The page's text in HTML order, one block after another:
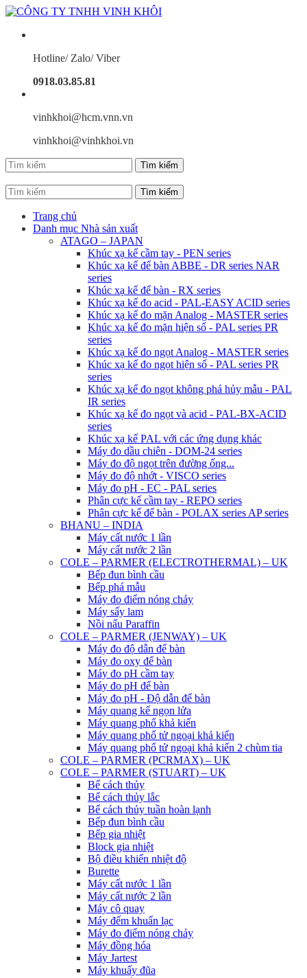
Hotline/ Zalo/ Viber
0918.03.85.81
vinhkhoi@hcm.vnn.vn
vinhkhoi@vinhkhoi.vn
Trang chủ
Danh mục Nhà sản xuất
ATAGO – JAPAN
Khúc xạ kế cầm tay - PEN series
Khúc xạ kế để bàn ABBE - DR series NAR
series
Khúc xạ kế để bàn - RX series
Khúc xạ kế đo acid - PAL-EASY ACID series
Khúc xạ kế đo mặn Analog - MASTER series
Khúc xạ kế đo mặn hiện số - PAL series PR
series
Khúc xạ kế đo ngọt Analog - MASTER series
Khúc xạ kế đo ngọt hiện số - PAL series PR
series
Khúc xạ kế đo ngọt không phá hủy mẫu - PAL
IR series
Khúc xạ kế đo ngọt và acid - PAL-BX-ACID
series
Khúc xạ kế PAL với các ứng dụng khác
Máy đo dầu chiên - DOM-24 series
Máy đo độ ngọt trên đường ống...
Máy đo độ nhớt - VISCO series
Máy đo pH - EC - PAL series
Phân cực kế cầm tay - REPO series
Phân cực kế để bàn - POLAX series AP series
BHANU – INDIA
Máy cất nước 1 lần
Máy cất nước 2 lần
COLE – PARMER (ELECTROTHERMAL) – UK
Bếp đun bình cầu
Bếp phá mẫu
Máy đo điểm nóng chảy
Máy sấy lam
Nồi nấu Paraffin
COLE – PARMER (JENWAY) – UK
Máy đo độ dẫn để bàn
Máy đo oxy để bàn
Máy đo pH cầm tay
Máy đo pH để bàn
Máy đo pH - Độ dẫn để bàn
Máy quang kế ngọn lửa
Máy quang phổ khả kiến
Máy quang phổ tử ngoại khả kiến
Máy quang phổ tử ngoại khả kiến 2 chùm tia
COLE – PARMER (PCRMAX) – UK
COLE – PARMER (STUART) – UK
Bể cách thủy
Bể cách thủy lắc
Bể cách thủy tuần hoàn lạnh
Bếp đun bình cầu
Bếp gia nhiệt
Block gia nhiệt
Bộ điều khiển nhiệt độ
Burette
Máy cất nước 1 lần
Máy cất nước 2 lần
Máy cô quay
Máy đếm khuẩn lạc
Máy đo điểm nóng chảy
Máy đồng hóa
Máy Jartest
Máy khuấy đũa